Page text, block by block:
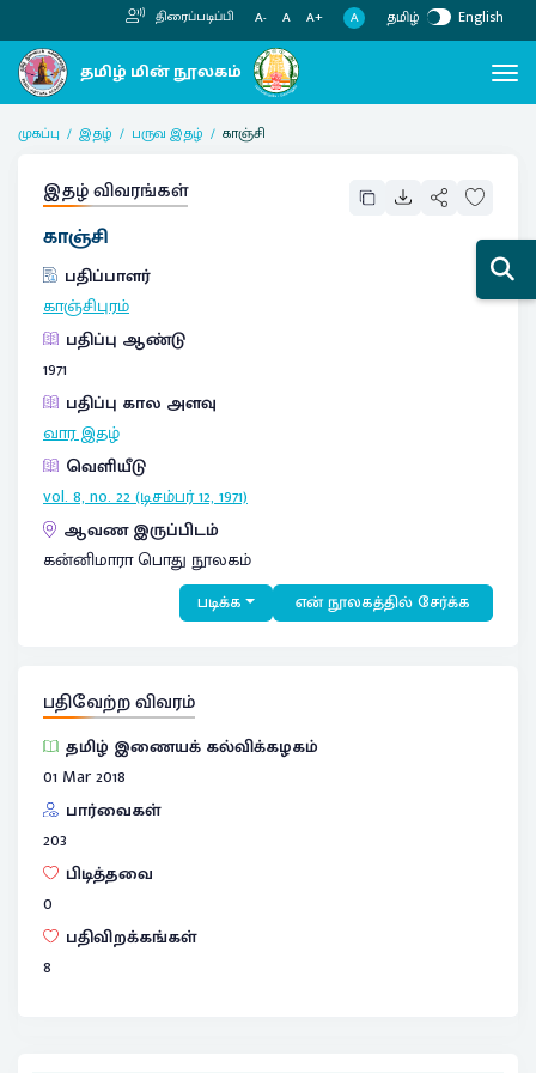
திரைப்படிப்பி A- A A+ A தமிழ் English
முகப்பு இதழ் பருவ இதழ் காஞ்சி
இதழ் விவரங்கள்
காஞ்சி
பதிப்பாளர்
காஞ்சிபுரம்
பதிப்பு ஆண்டு
1971
பதிப்பு கால அளவு
வார இதழ்
வெளியீடு
vol. 8, no. 22 (டிசம்பர் 12, 1971)
ஆவண இருப்பிடம்
கன்னிமாரா பொது நூலகம்
படிக்க என் நூலகத்தில் சேர்க்க
பதிவேற்ற விவரம்
தமிழ் இணையக் கல்விக்கழகம்
01 Mar 2018
பார்வைகள்
203
பிடித்தவை
0
பதிவிறக்கங்கள்
8